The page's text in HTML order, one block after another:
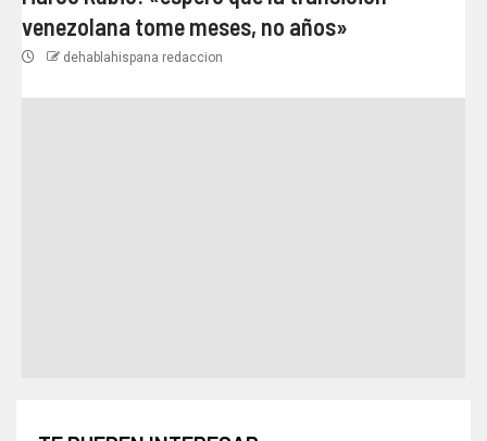
venezolana tome meses, no años»
dehablahispana redaccion